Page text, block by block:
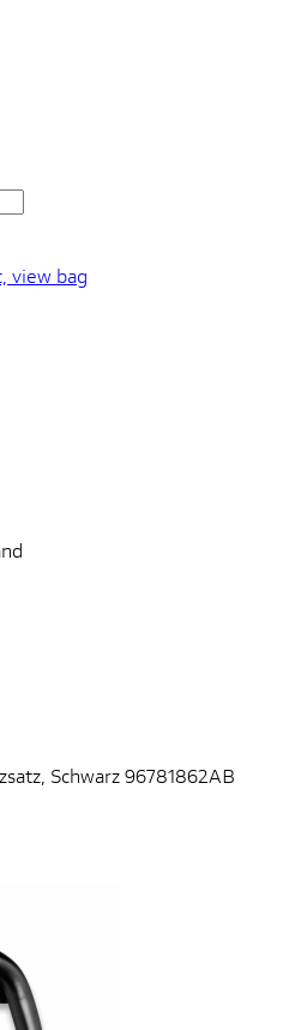
view bag
Schwarz 96781862AB